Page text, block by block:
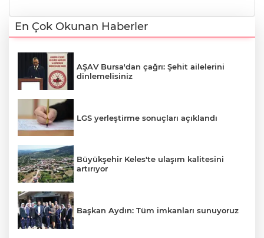
En Çok Okunan Haberler
AŞAV Bursa'dan çağrı: Şehit ailelerini
dinlemelisiniz
LGS yerleştirme sonuçları açıklandı
Büyükşehir Keles'te ulaşım kalitesini
artırıyor
Başkan Aydın: Tüm imkanları sunuyoruz